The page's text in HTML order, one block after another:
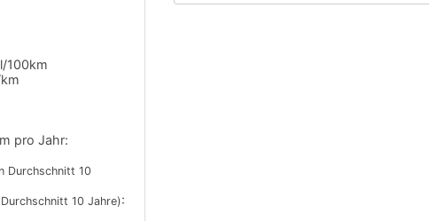
100km
pro Jahr:
Durchschnitt 10
10 Jahre):